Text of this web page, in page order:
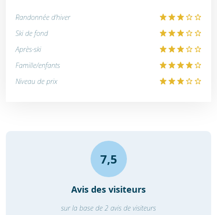
Randonnée d'hiver
Ski de fond
Après-ski
Famille/enfants
Niveau de prix
7,5
Avis des visiteurs
sur la base de 2 avis de visiteurs